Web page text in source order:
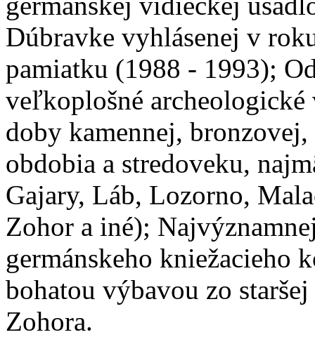
Dúbravke vyhlásenej v
pamiatku (1988 - 1993);
veľkoplošné
doby kamennej,
obdobia a stredoveku,
Gajary, Láb, Lozorno,
Zohor a iné);
germánskeho kniežacieho
bohatou výbavou zo
Zohora.